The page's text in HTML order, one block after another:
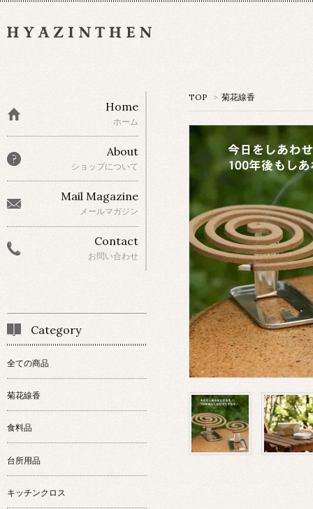
TOP > 菊花線香
Home
ホーム
About
ショップについて
Mail Magazine
メールマガジン
Contact
お問い合わせ
Category
全ての商品
菊花線香
食料品
台所用品
キッチンクロス